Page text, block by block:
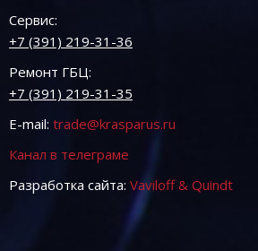
Сервис:
+7 (391) 219-31-36
Ремонт ГБЦ:
+7 (391) 219-31-35
E-mail: trade@krasparus.ru
Канал в телеграме
Разработка сайта: Vaviloff & Quindt